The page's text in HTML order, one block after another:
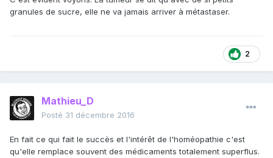
granules de sucre, elle ne va jamais arriver à métastaser.
2
Mathieu_D
Posté 31 décembre 2016
En fait ce qui fait le succès et l'intérêt de l'homéopathie c'est
qu'elle remplace souvent des médicaments totalement superflus.